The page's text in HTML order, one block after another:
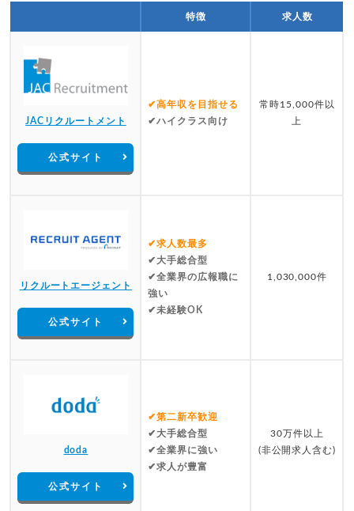
特徴 求人数
JACリクルートメント
公式サイト
✔高年収を目指せる
✔ハイクラス向け
常時15,000件以
上
リクルートエージェント
公式サイト
✔求人数最多
✔大手総合型
✔全業界の広報職に
強い
✔未経験OK
1,030,000件
doda
公式サイト
✔第二新卒歓迎
✔大手総合型
✔全業界に強い
✔求人が豊富
30万件以上
(非公開求人含む)